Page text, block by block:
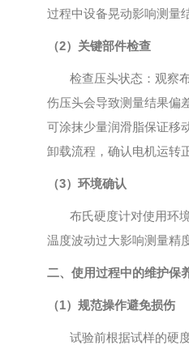
过程中设备晃动影响测量
（2）关键部件检查
检查压头状态：观察
伤压头会导致测量结果偏
可涂抹少量润滑脂保证移
卸载流程，确认电机运转
（3）环境确认
布氏硬度计对使用环
温度波动过大影响测量精
二、使用过程中的维护保
（1）规范操作避免损伤
试验前根据试样的硬